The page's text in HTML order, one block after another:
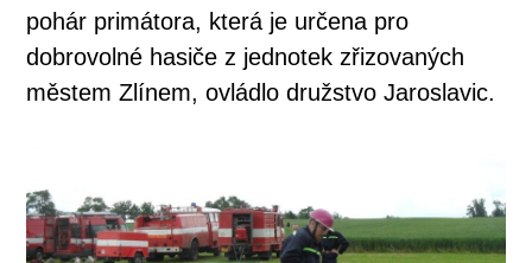
pohár primátora, která je určena pro
dobrovolné hasiče z jednotek zřizovaných
městem Zlínem, ovládlo družstvo Jaroslavic.